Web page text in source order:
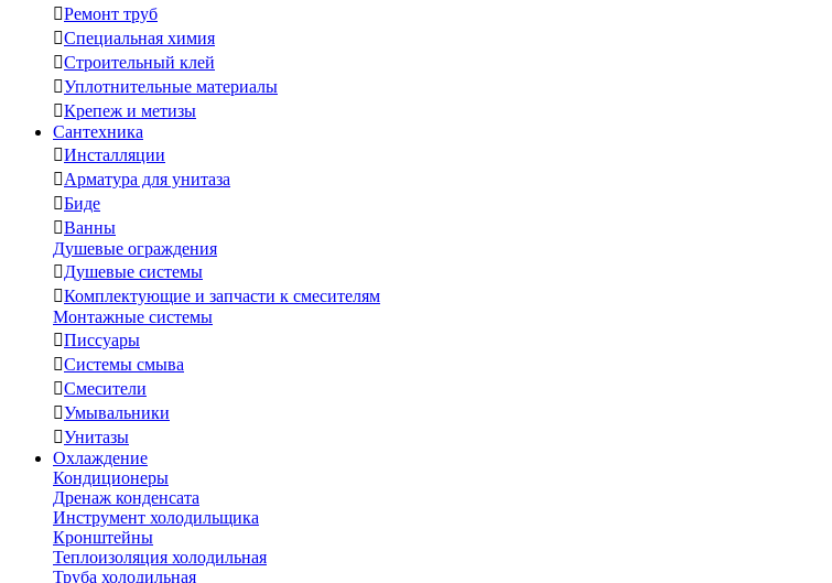
Ремонт труб
Специальная химия
Строительный клей
Уплотнительные материалы
Крепеж и метизы
Сантехника
Инсталляции
Арматура для унитаза
Биде
Ванны
Душевые ограждения
Душевые системы
Комплектующие и запчасти к смесителям
Монтажные системы
Писсуары
Системы смыва
Смесители
Умывальники
Унитазы
Охлаждение
Кондиционеры
Дренаж конденсата
Инструмент холодильщика
Кронштейны
Теплоизоляция холодильная
Труба холодильная